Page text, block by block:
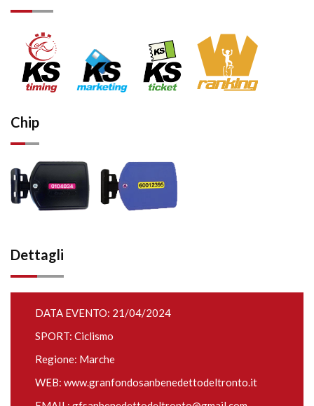
Chip
Dettagli
DATA EVENTO: 21/04/2024
SPORT: Ciclismo
Regione: Marche
WEB: www.granfondosanbenedettodeltronto.it